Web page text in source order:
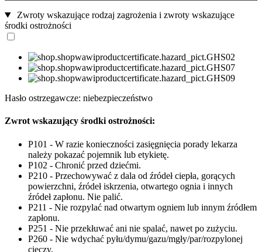
Zwroty wskazujące rodzaj zagrożenia i zwroty wskazujące
środki ostrożności
Hasło ostrzegawcze: niebezpieczeństwo
Zwrot wskazujący środki ostrożności:
P101 - W razie konieczności zasięgnięcia porady lekarza
należy pokazać pojemnik lub etykietę.
P102 - Chronić przed dziećmi.
P210 - Przechowywać z dala od źródeł ciepła, gorących
powierzchni, źródeł iskrzenia, otwartego ognia i innych
źródeł zapłonu. Nie palić.
P211 - Nie rozpylać nad otwartym ogniem lub innym źródłem
zapłonu.
P251 - Nie przekłuwać ani nie spalać, nawet po zużyciu.
P260 - Nie wdychać pyłu/dymu/gazu/mgły/par/rozpylonej
cieczy.